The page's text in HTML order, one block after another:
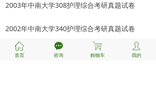
2003年中南大学308护理综合考研真题试卷
2002年中南大学340护理综合考研真题试卷
ꀇ
首页
끁
咨询
ꁈ
购物车
ꄑ
我的